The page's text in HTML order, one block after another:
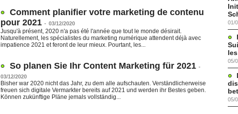
Comment planifier votre marketing de contenu
pour 2021 - 03/12/2020
Jusqu'à présent, 2020 n'a pas été l'année que tout le monde désirait.
Naturellement, les spécialistes du marketing numérique attendent déjà avec
impatience 2021 et feront de leur mieux. Pourtant, les...
So planen Sie Ihr Content Marketing für 2021 -
03/12/2020
Bisher war 2020 nicht das Jahr, zu dem alle aufschauten. Verständlicherweise
freuen sich digitale Vermarkter bereits auf 2021 und werden ihr Bestes geben.
Können zukünftige Pläne jemals vollständig...
01/
05/
05/